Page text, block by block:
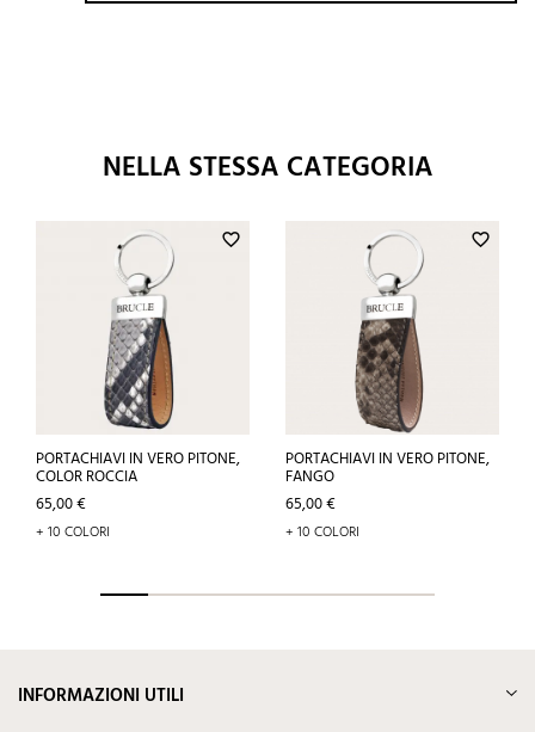
NELLA STESSA CATEGORIA
favorite_border
PORTACHIAVI IN VERO PITONE,
COLOR ROCCIA
Prezzo
65,00 €
+ 10 COLORI
favorite_border
PORTACHIAVI IN VERO PITONE,
FANGO
Prezzo
65,00 €
+ 10 COLORI
INFORMAZIONI UTILI